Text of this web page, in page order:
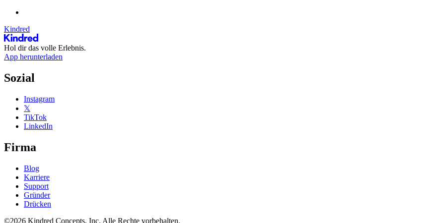
Kindred
Hol dir das volle Erlebnis.
App herunterladen
Sozial
Instagram
𝕏
TikTok
LinkedIn
Firma
Blog
Karriere
Support
Gründer
Drücken
©2026 Kindred Concepts, Inc. Alle Rechte vorbehalten.